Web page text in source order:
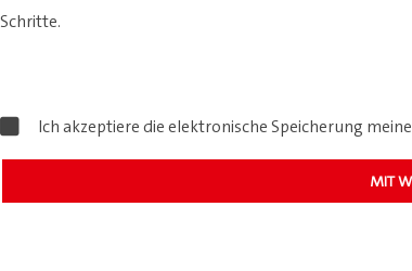
Schritte.
Ich akzeptiere die elektronische Speicherung
MIT